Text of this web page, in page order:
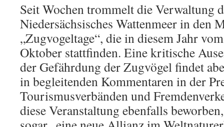
nichts
gewesen
Seit Wochen trommelt die Verwaltung
Niedersächsisches Wattenmeer in den
„Zugvogeltage“, die in diesem Jahr
Oktober stattfinden. Eine kritische
der Gefährdung der Zugvögel findet
in begleitenden Kommentaren in der
Tourismusverbänden und
diese Veranstaltung ebenfalls